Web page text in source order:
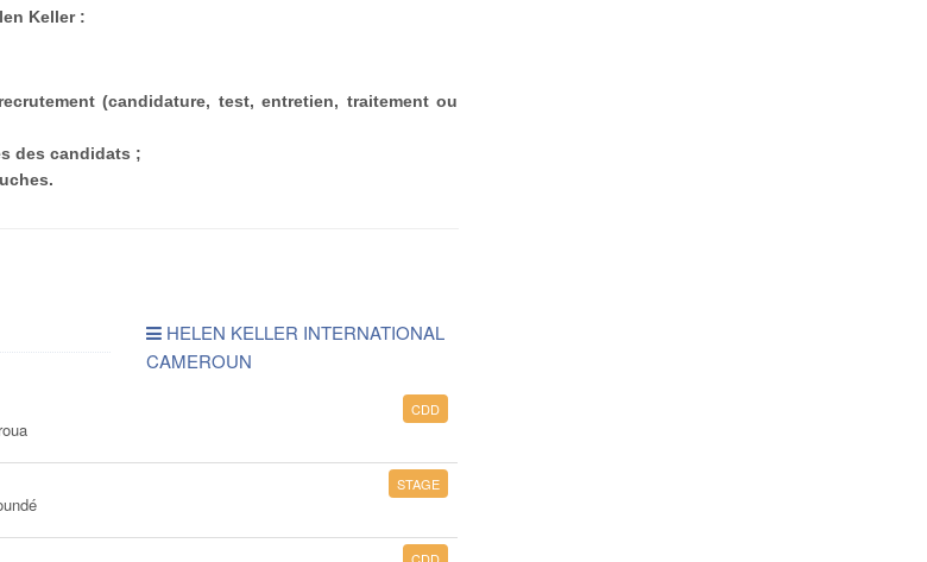
Keller :
(candidature, test, entretien, traitement ou
des candidats ;
HELEN KELLER INTERNATIONAL
CAMEROUN
CDD
STAGE